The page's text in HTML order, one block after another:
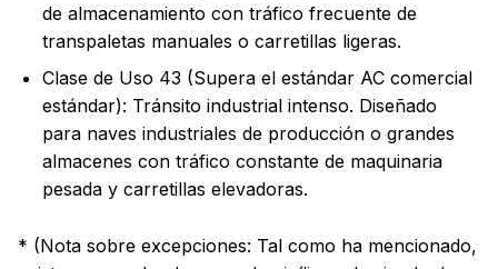
de almacenamiento con tráfico frecuente de
transpaletas manuales o carretillas ligeras.
Clase de Uso 43 (Supera el estándar AC comercial
estándar): Tránsito industrial intenso. Diseñado
para naves industriales de producción o grandes
almacenes con tráfico constante de maquinaria
pesada y carretillas elevadoras.
* (Nota sobre excepciones: Tal como ha mencionado,